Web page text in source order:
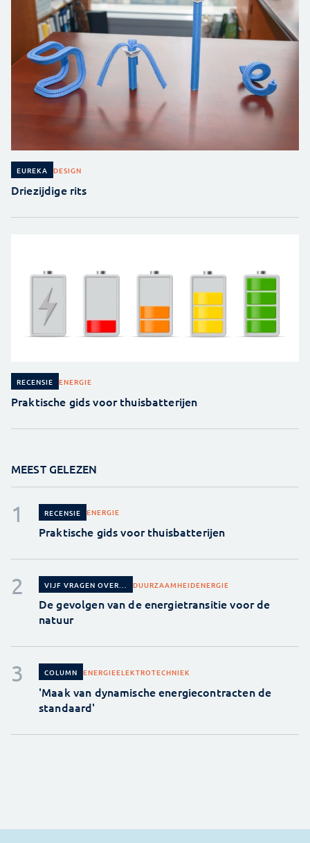
EUREKA DESIGN
Driezijdige rits
RECENSIE ENERGIE
Praktische gids voor thuisbatterijen
MEEST GELEZEN
RECENSIE ENERGIE
Praktische gids voor thuisbatterijen
VIJF VRAGEN OVER... DUURZAAMHEIDENERGIE
De gevolgen van de energietransitie voor de
natuur
COLUMN ENERGIEELEKTROTECHNIEK
'Maak van dynamische energiecontracten de
standaard'